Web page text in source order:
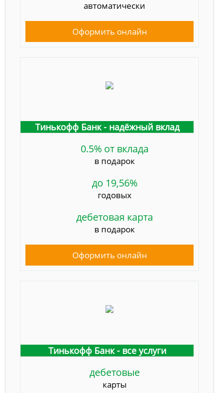
автоматически
Оформить онлайн
Тинькофф Банк - надёжный вклад
0.5% от вклада
в подарок
до 19,56%
годовых
дебетовая карта
в подарок
Оформить онлайн
Тинькофф Банк - все услуги
дебетовые
карты